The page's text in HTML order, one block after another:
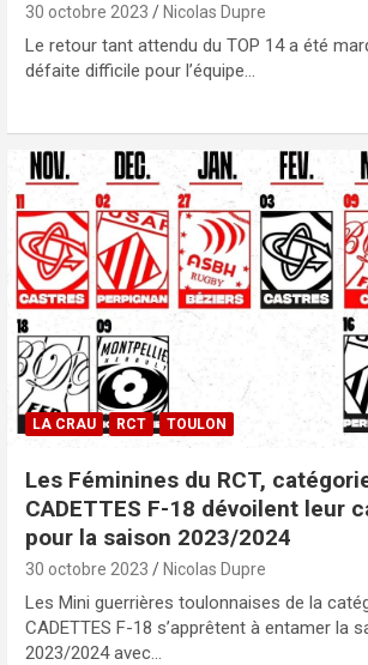
30 octobre 2023 Nicolas Dupre
Le retour tant attendu du TOP 14 a été
défaite difficile pour l’équipe…
LA CRAU RCT TOULON
Les Féminines du RCT,
CADETTES F-18 dévoilent leur
pour la saison 2023/2024
30 octobre 2023 Nicolas Dupre
Les Mini guerrières toulonnaises de la
CADETTES F-18 s’apprêtent à entamer la
2023/2024 avec…